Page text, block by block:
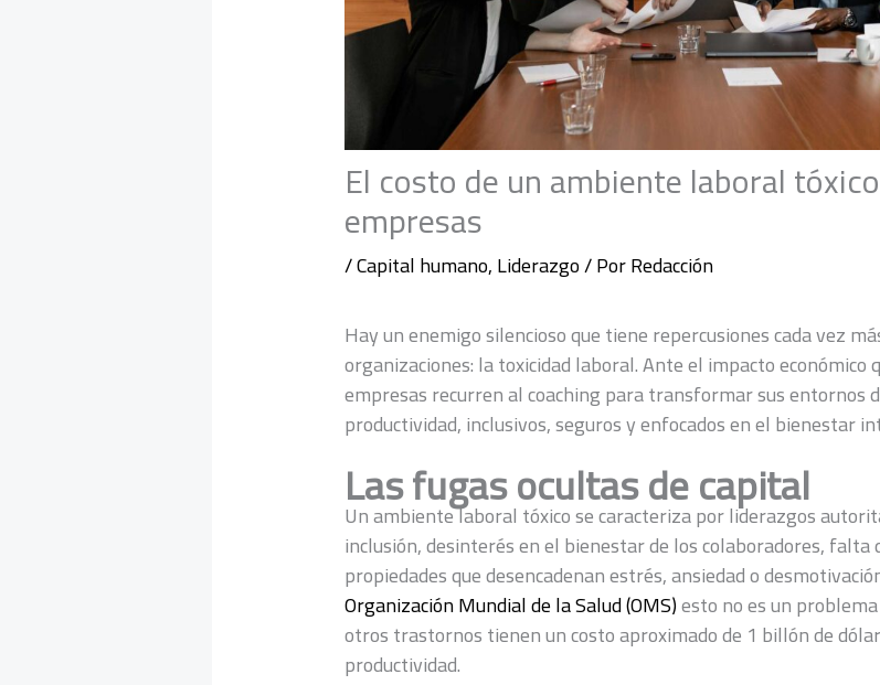
El costo de un ambiente laboral
empresas
/Capital humano,Liderazgo/ PorRedacción
Hay un enemigo silencioso que tiene repercusiones cada vez
organizaciones: la toxicidad laboral. Ante el impacto económico
empresas recurren al coaching para transformar sus entornos
productividad, inclusivos, seguros y enfocados en el bienestar
Las fugas ocultas de capital
Un ambiente laboral tóxico se caracteriza por liderazgos
inclusión, desinterés en el bienestar de los colaboradores,
propiedades que desencadenan estrés, ansiedad o
Organización Mundial de la Salud (OMS)esto no es un
otros trastornos tienen un costo aproximado de 1 billón de
productividad.